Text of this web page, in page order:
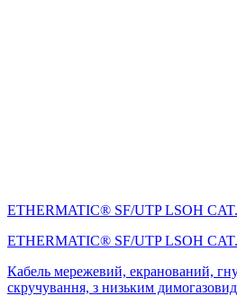
ETHERMATIC® SF/UTP LSOH
ETHERMATIC® SF/UTP LSOH
Кабель мережевий, екранований,
скручування, з низьким